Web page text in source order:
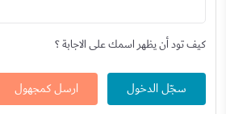
كيف تود أن يظهر اسمك على الاجابة ؟
سجّل الدخول ارسل كمجهول